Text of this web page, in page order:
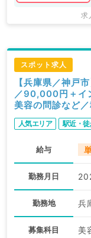
求
スポット求人
【兵庫県／神
／90,000円＋イ
美容の問診など
人気エリア 駅近・
給与
勤務月日
勤務地 兵
募集科目 美